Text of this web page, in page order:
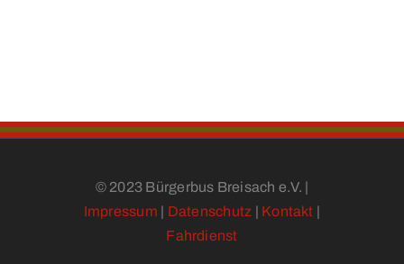
© 2023 Bürgerbus Breisach e.V. |
Impressum | Datenschutz | Kontakt |
Fahrdienst